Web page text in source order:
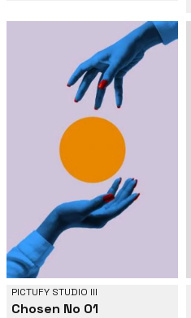
PICTUFY STUDIO III
Chosen No 01